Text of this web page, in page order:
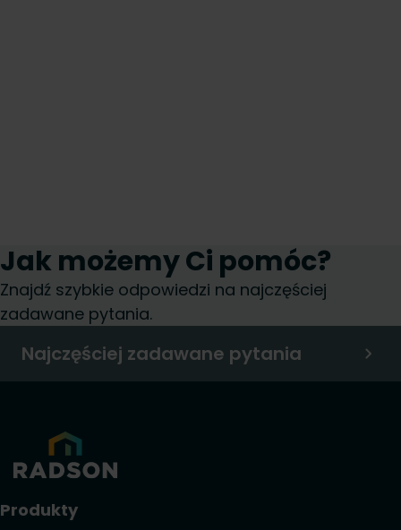
Jak możemy Ci pomóc?
Znajdź szybkie odpowiedzi na najczęściej
zadawane pytania.
Najczęściej zadawane pytania
Produkty